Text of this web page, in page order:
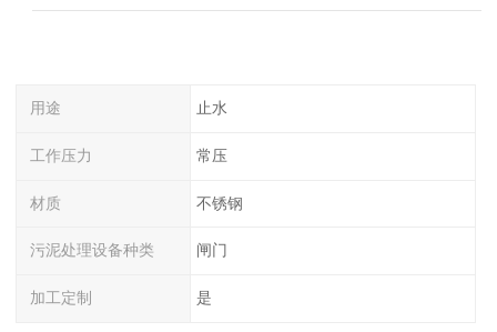
用途 止水
工作压力 常压
材质 不锈钢
污泥处理设备种类 闸门
加工定制 是